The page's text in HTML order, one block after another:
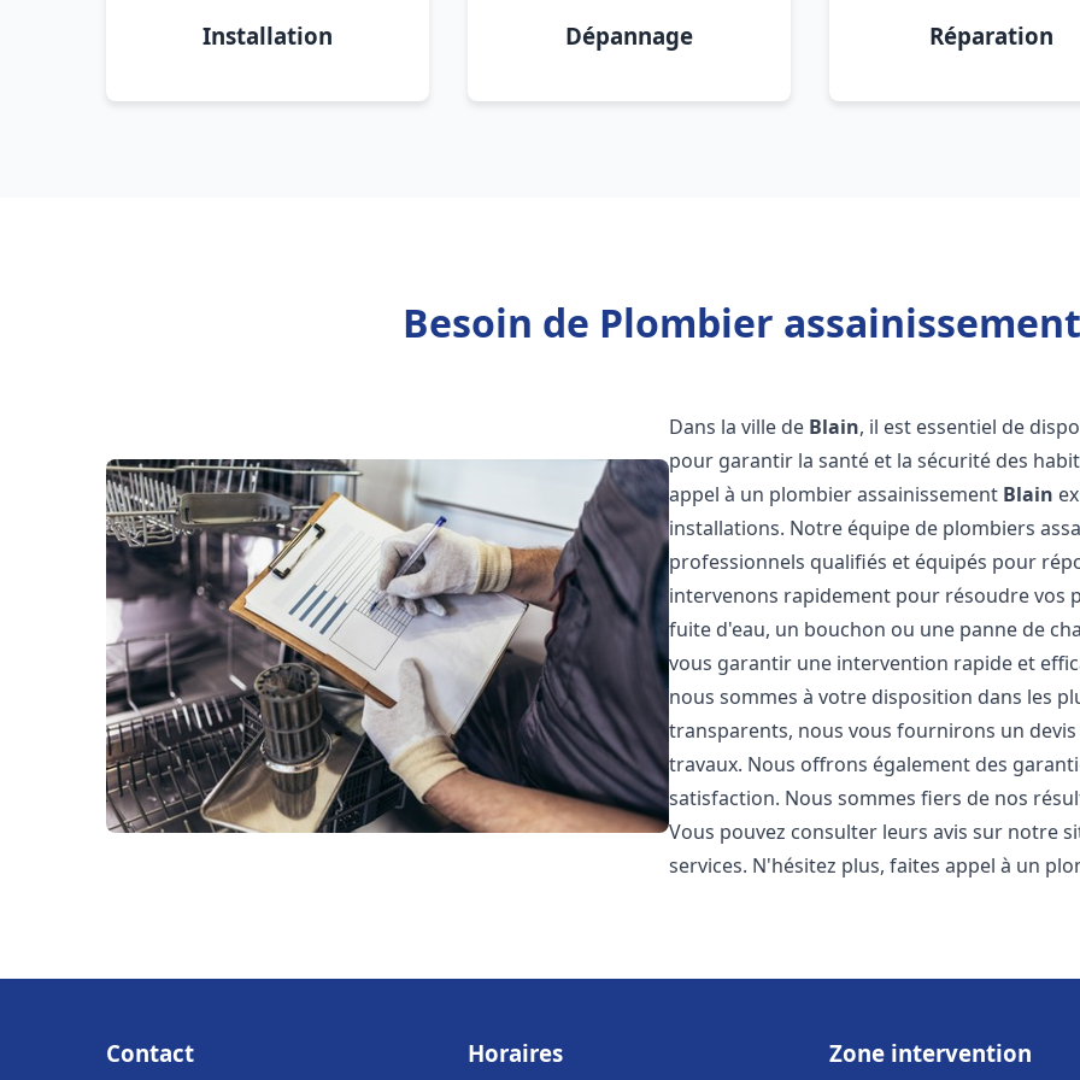
Installation Dépannage Réparation
Besoin de Plombier
Dans la ville de Blain, il est essentiel de
pour garantir la santé et la sécurité des
appel à un plombier assainissement Blain
installations. Notre équipe de plombiers
professionnels qualifiés et équipés pour
intervenons rapidement pour résoudre vos
fuite d'eau, un bouchon ou une panne de
vous garantir une intervention rapide et
nous sommes à votre disposition dans les
transparents, nous vous fournirons un
travaux. Nous offrons également des
satisfaction. Nous sommes fiers de nos
Vous pouvez consulter leurs avis sur notre
services. N'hésitez plus, faites appel à un
Contact Horaires Zone intervention